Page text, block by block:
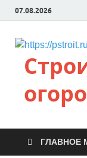
07.08.2026
ГЛАВНОЕ